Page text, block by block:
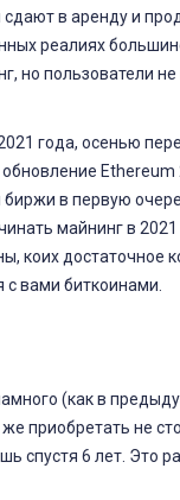
в аренду и
реалиях
но пользователи
года, осенью
в первую
майнинг в
достаточное
с вами биткоинами.
(как в
приобретать не
спустя 6 лет. Это